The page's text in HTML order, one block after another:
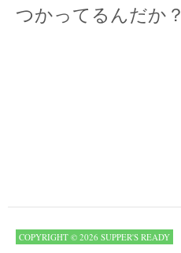
つかってるんだか？
COPYRIGHT © 2026 SUPPER'S READY